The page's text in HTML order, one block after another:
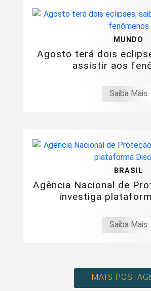
MUNDO
Agosto terá dois
assistir aos
Saiba Mais
BRASIL
Agência Nacional de
investiga
Saiba Mais
MAIS